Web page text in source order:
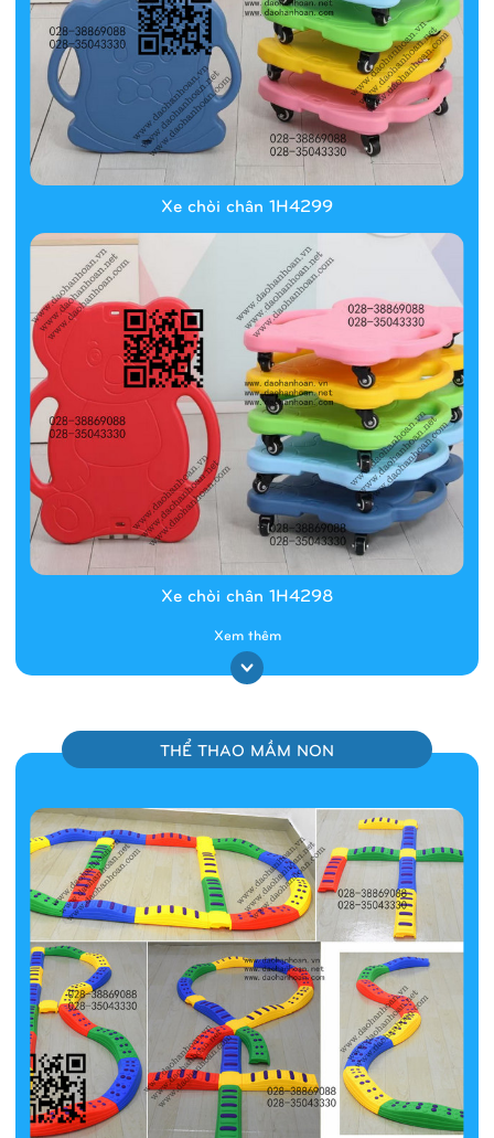
Xe chòi chân 1H4299
Xe chòi chân 1H4298
Xem thêm
THỂ THAO MẦM NON